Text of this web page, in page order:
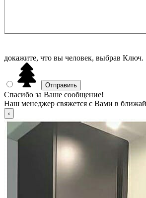
докажите, что вы человек, выбрав Ключ.
Спасибо за Ваше сообщение!
Наш менеджер свяжется с Вами в